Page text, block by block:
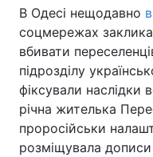
В Одесі нещодавно
соцмережах
вбивати
підрозділу
фіксували наслідки
річна жителька
проросійськи
розміщувала дописи